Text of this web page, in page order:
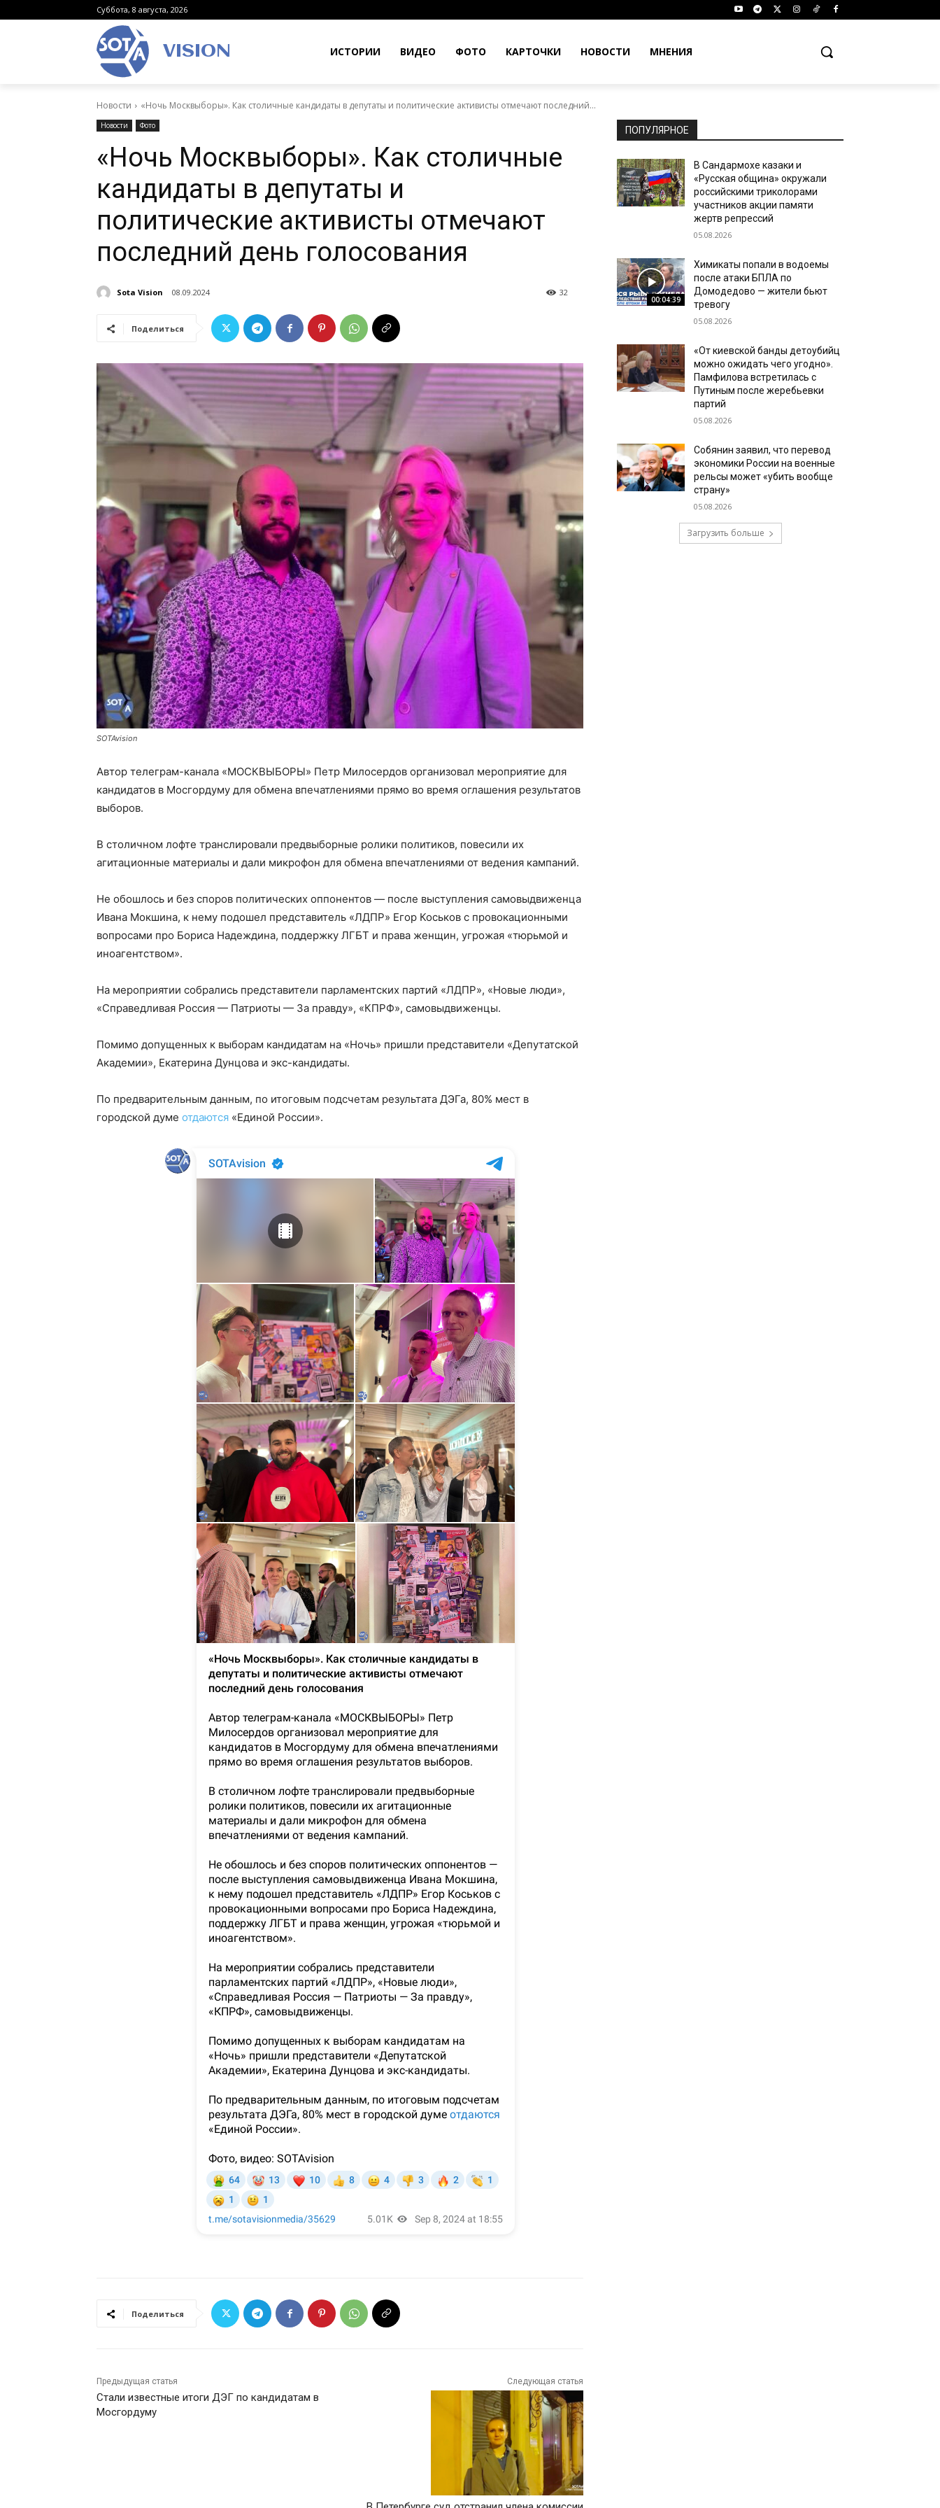
Суббота, 8 августа, 2026
VISION ИСТОРИИ ВИДЕО ФОТО КАРТОЧКИ НОВОСТИ МНЕНИЯ
Новости «Ночь Москвыборы». Как столичные кандидаты в депутаты и политические активисты отмечают последний...
Новости Фото
«Ночь Москвыборы». Как столичные
кандидаты в депутаты и
политические активисты отмечают
последний день голосования
Sota Vision 08.09.2024 32
Поделиться
SOTAvision
Автор телеграм-канала «МОСКВЫБОРЫ» Петр Милосердов организовал мероприятие для
кандидатов в Мосгордуму для обмена впечатлениями прямо во время оглашения результатов
выборов.
В столичном лофте транслировали предвыборные ролики политиков, повесили их
агитационные материалы и дали микрофон для обмена впечатлениями от ведения кампаний.
Не обошлось и без споров политических оппонентов — после выступления самовыдвиженца
Ивана Мокшина, к нему подошел представитель «ЛДПР» Егор Коськов с провокационными
вопросами про Бориса Надеждина, поддержку ЛГБТ и права женщин, угрожая «тюрьмой и
иноагентством».
На мероприятии собрались представители парламентских партий «ЛДПР», «Новые люди»,
«Справедливая Россия — Патриоты — За правду», «КПРФ», самовыдвиженцы.
Помимо допущенных к выборам кандидатам на «Ночь» пришли представители «Депутатской
Академии», Екатерина Дунцова и экс-кандидаты.
По предварительным данным, по итоговым подсчетам результата ДЭГа, 80% мест в
городской думе отдаются «Единой России».
Поделиться
Предыдущая статья
Стали известные итоги ДЭГ по кандидатам в
Мосгордуму
Следующая статья
ПОПУЛЯРНОЕ
В Сандармохе казаки и
«Русская община» окружали
российскими триколорами
участников акции памяти
жертв репрессий
05.08.2026
00:04:39
Химикаты попали в водоемы
после атаки БПЛА по
Домодедово — жители бьют
тревогу
05.08.2026
«От киевской банды детоубийц
можно ожидать чего угодно».
Памфилова встретилась с
Путиным после жеребьевки
партий
05.08.2026
Собянин заявил, что перевод
экономики России на военные
рельсы может «убить вообще
страну»
05.08.2026
Загрузить больше